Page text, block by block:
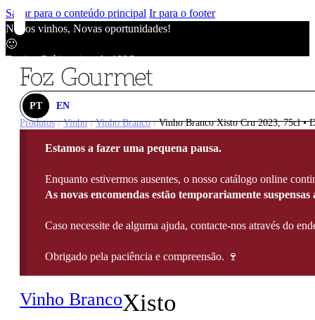
Saltar para o conteúdo principal Ir para o footer
Novos vinhos, Novas oportunidades!
🙂
Envios Grátis acima de 100€
Novos vinhos, Novas oportunidades!
Envios Grátis acima de 100€
Novos vinhos, Novas oportunidades!
Envios Grátis acima de 100€
PT
EN
Produtos | Vinho | Vinho Branco | Vinho Branco Xisto Cru 2023, 75cl •
Estamos a fazer uma pequena pausa.
Enquanto estivermos ausentes, o nosso catálogo online
As novas encomendas estão temporariamente suspensas
Caso necessite de alguma ajuda, contacte-nos através do
Obrigado pela paciência e compreensão. 🍷
Vinho BrancoXisto